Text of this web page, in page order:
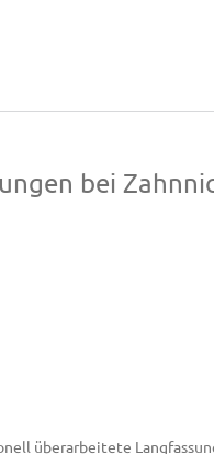
bei
überarbeitete